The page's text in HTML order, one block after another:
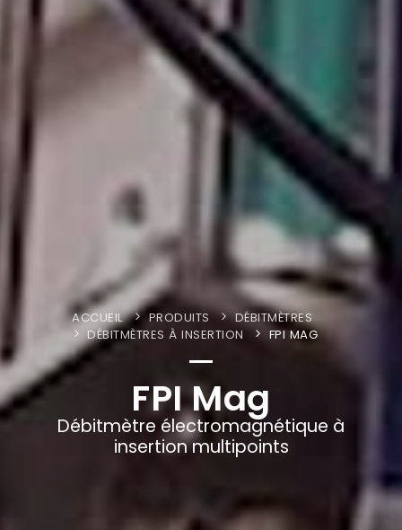
ACCUEIL PRODUITS
DÉBITMÈTRES
DÉBITMÈTRES À INSERTION
FPI MAG
FPI Mag
Débitmètre électromagnétique à
insertion multipoints